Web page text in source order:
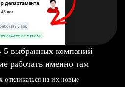
5 выбранных компаний
работать именно там
откликаться на их новые